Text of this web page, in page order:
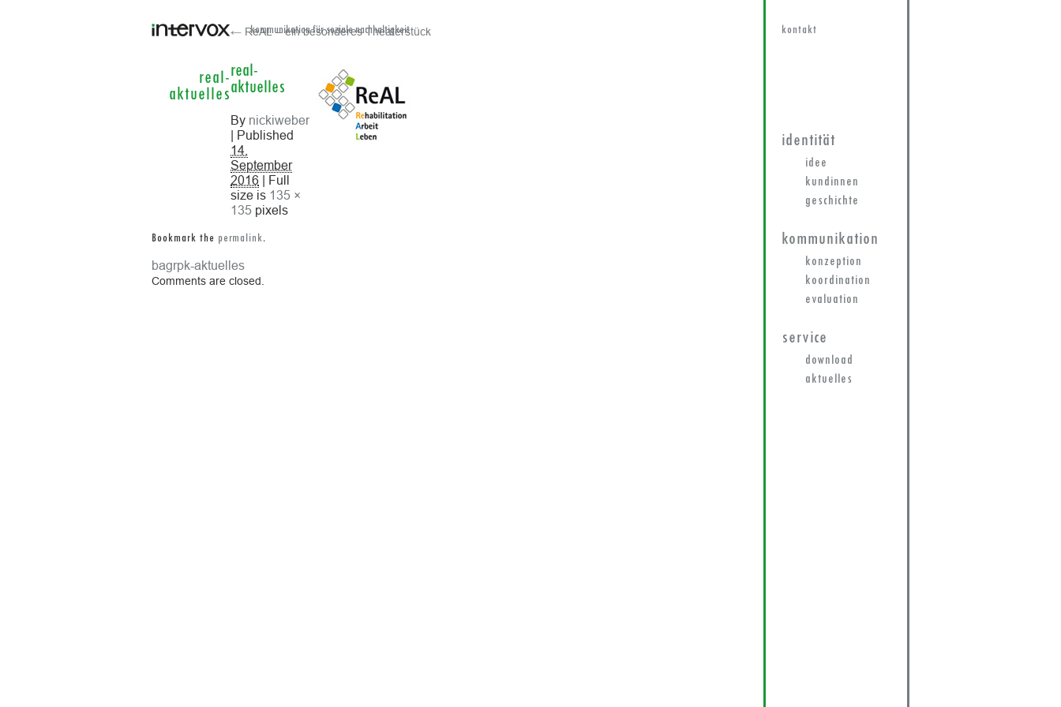
real-
aktuelles
kommunikation für soziale nachhaltigkeit
← ReAL – ein besonderes Theaterstück
real-
aktuelles
By nickiweber
| Published
14.
September
2016 | Full
size is 135 ×
135 pixels
bagrpk-aktuelles
Bookmark the permalink.
Comments are closed.
kontakt
identität
idee
kundinnen
geschichte
kommunikation
konzeption
koordination
evaluation
service
download
aktuelles